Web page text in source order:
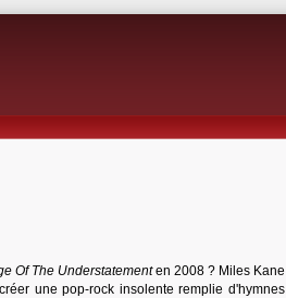
Of The Understatementen 2008 ? Miles Kane
une pop-rock insolente remplie d'hymnes